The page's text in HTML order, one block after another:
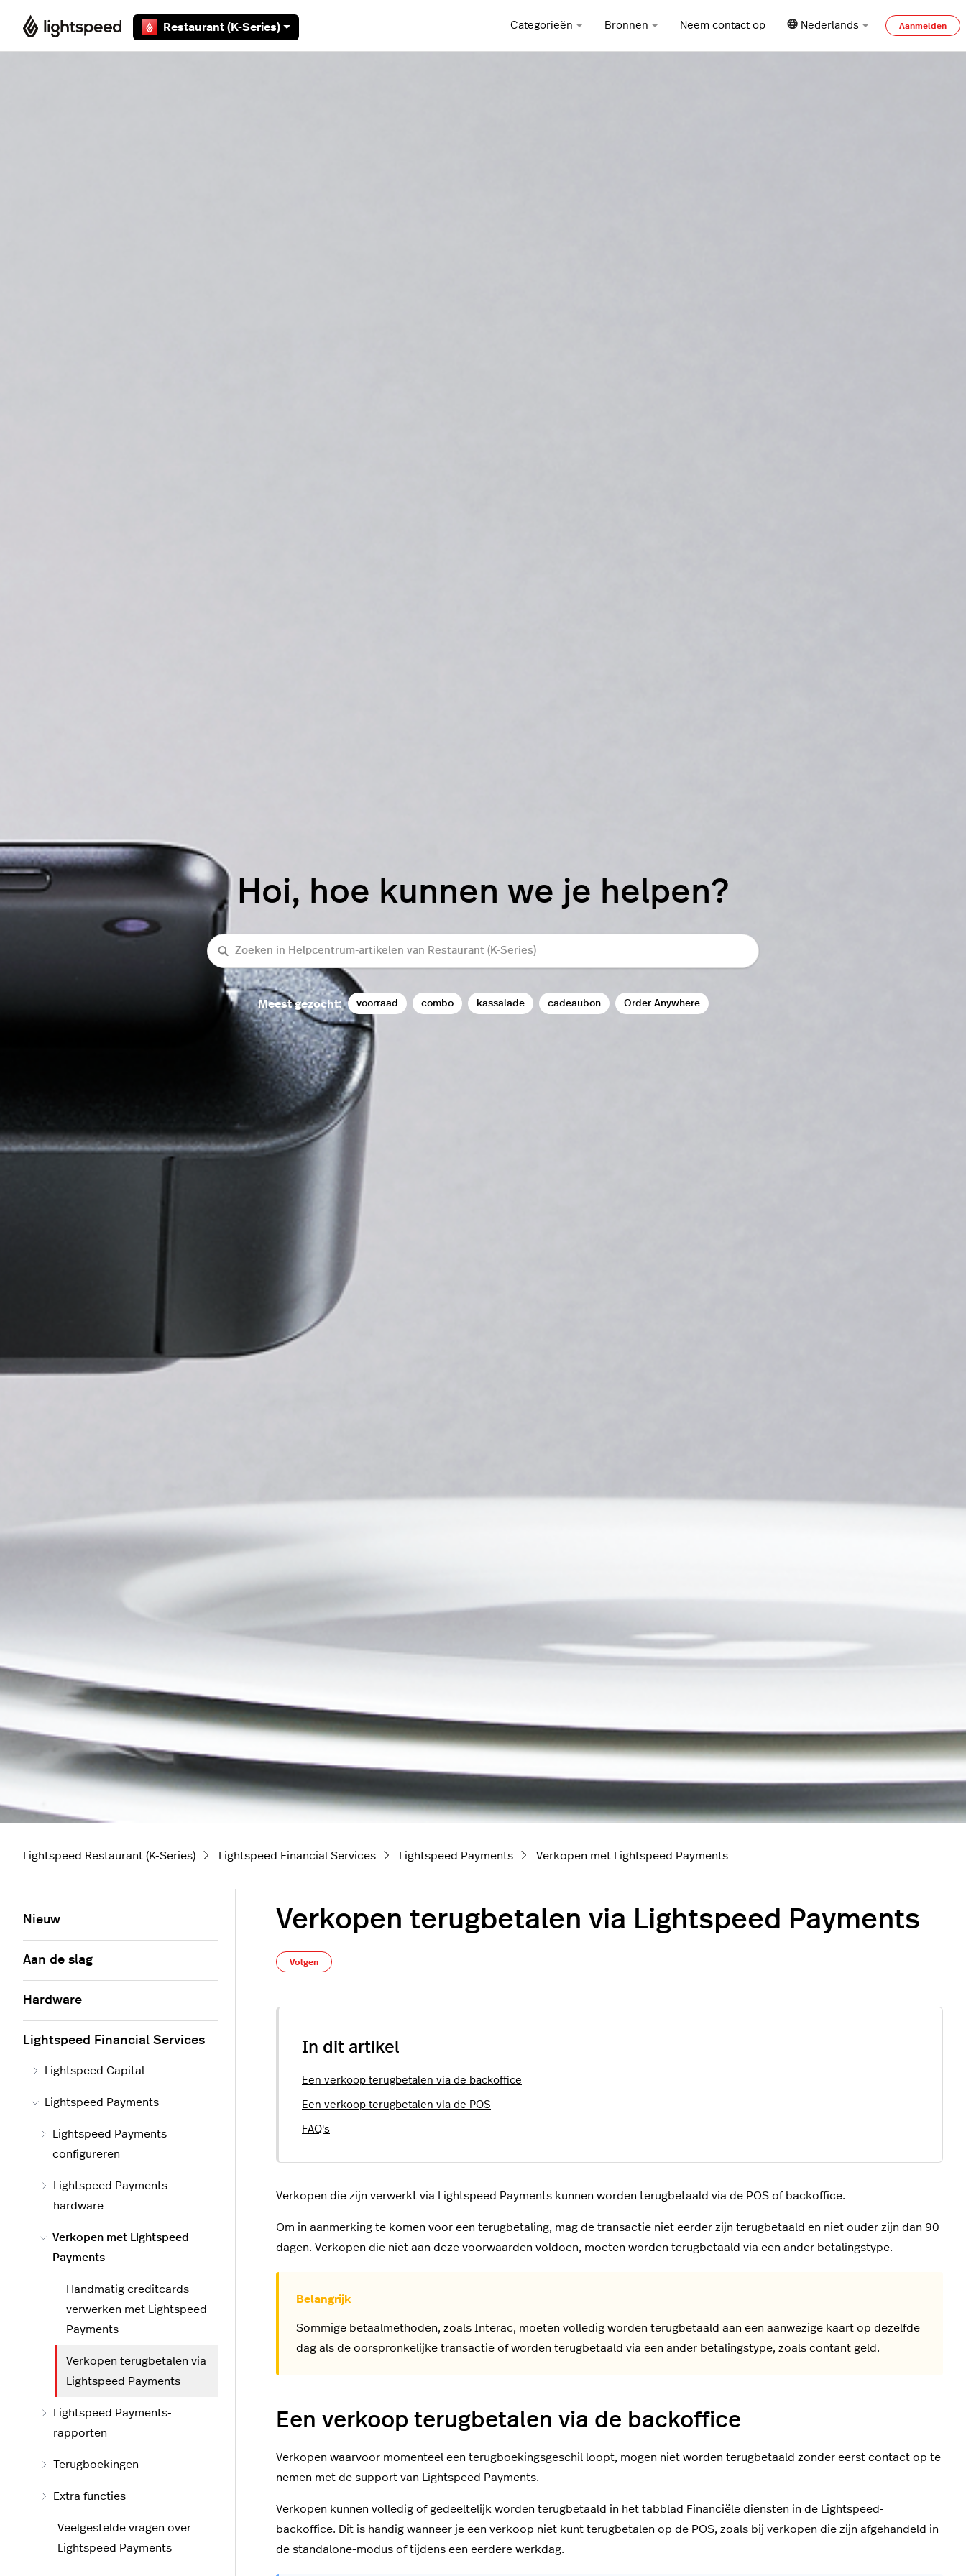
Restaurant (K-Series)
Categorieën Bronnen Neem contact op Nederlands Aanmelden
Hoi, hoe kunnen we je helpen?
Zoeken
Meest gezocht: voorraad combo kassalade cadeaubon Order Anywhere
Lightspeed Restaurant (K-Series) Lightspeed Financial Services Lightspeed Payments Verkopen met Lightspeed Payments
Verkopen terugbetalen via Lightspeed Payments
Volgen
In dit artikel
Een verkoop terugbetalen via de backoffice
Een verkoop terugbetalen via de POS
FAQ's
Verkopen die zijn verwerkt via Lightspeed Payments kunnen worden terugbetaald via de POS of backoffice.
Om in aanmerking te komen voor een terugbetaling, mag de transactie niet eerder zijn terugbetaald en niet ouder zijn dan 90
dagen. Verkopen die niet aan deze voorwaarden voldoen, moeten worden terugbetaald via een ander betalingstype.
Sommige betaalmethoden, zoals Interac, moeten volledig worden terugbetaald aan een aanwezige kaart op dezelfde
dag als de oorspronkelijke transactie of worden terugbetaald via een ander betalingstype, zoals contant geld.
Een verkoop terugbetalen via de backoffice
Verkopen waarvoor momenteel een terugboekingsgeschil loopt, mogen niet worden terugbetaald zonder eerst contact op te
nemen met de support van Lightspeed Payments.
Verkopen kunnen volledig of gedeeltelijk worden terugbetaald in het tabblad Financiële diensten in de Lightspeed-
backoffice. Dit is handig wanneer je een verkoop niet kunt terugbetalen op de POS, zoals bij verkopen die zijn afgehandeld in
de standalone-modus of tijdens een eerdere werkdag.
Nieuw
Aan de slag
Hardware
Lightspeed Financial Services
Lightspeed Capital
Lightspeed Payments
Lightspeed Payments
configureren
Lightspeed Payments-
hardware
Verkopen met Lightspeed
Payments
Handmatig creditcards
verwerken met Lightspeed
Payments
Verkopen terugbetalen via
Lightspeed Payments
Lightspeed Payments-
rapporten
Terugboekingen
Extra functies
Veelgestelde vragen over
Lightspeed Payments